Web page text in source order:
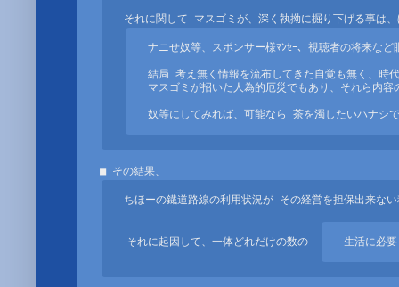
ナニせ奴等、スポンサー様ﾏﾝｾｰ、視聴者の将来な
結局 考え無く情報を流布してきた自覚も無く、時
マスゴミが招いた人為的厄災でもあり、それら内
奴等にしてみれば、可能なら 茶を濁したいハナシ
ちほーの鐡道路線の利用状況が その経営を担保出来な
それに起因して、一体どれだけの数の 生活に必